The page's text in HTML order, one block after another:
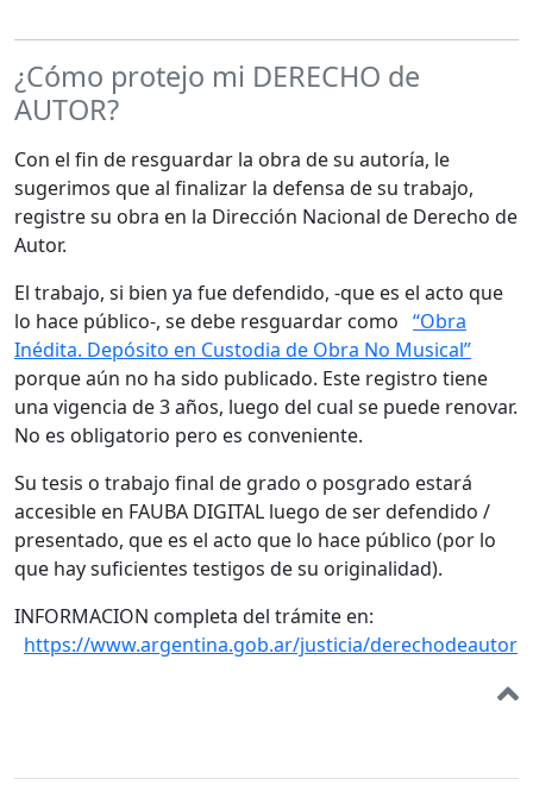
¿Cómo protejo mi DERECHO de
AUTOR?
Con el fin de resguardar la obra de su autoría, le
sugerimos que al finalizar la defensa de su trabajo,
registre su obra en la Dirección Nacional de Derecho de
Autor.
El trabajo, si bien ya fue defendido, -que es el acto que
lo hace público-, se debe resguardar como “Obra
Inédita. Depósito en Custodia de Obra No Musical”
porque aún no ha sido publicado. Este registro tiene
una vigencia de 3 años, luego del cual se puede renovar.
No es obligatorio pero es conveniente.
Su tesis o trabajo final de grado o posgrado estará
accesible en FAUBA DIGITAL luego de ser defendido /
presentado, que es el acto que lo hace público (por lo
que hay suficientes testigos de su originalidad).
INFORMACION completa del trámite en:
https://www.argentina.gob.ar/justicia/derechodeautor